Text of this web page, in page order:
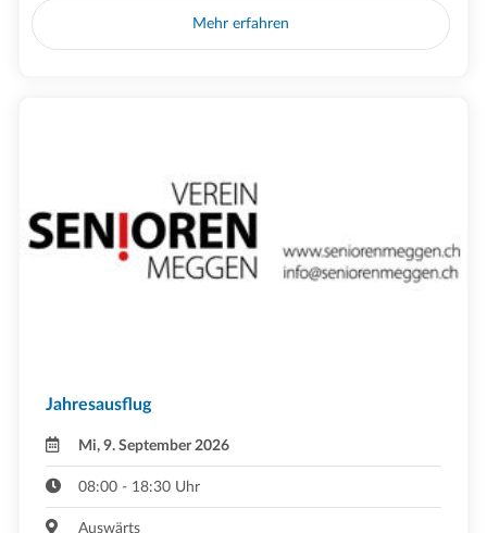
Mehr erfahren
Jahresausflug
Mi, 9. September 2026
08:00 - 18:30 Uhr
Auswärts